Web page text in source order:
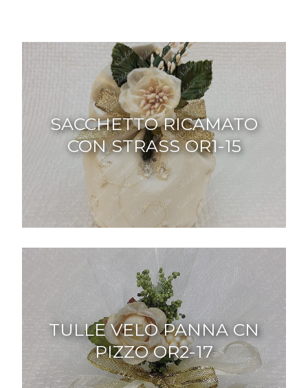
SACCHETTO RICAMATO
CON STRASS OR1-15
TULLE VELO PANNA CN
PIZZO OR2-17